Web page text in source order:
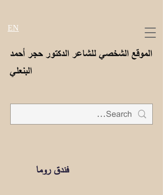
الموقع الشخصي للشاعر الدكتور حجر أحمد
البنعلي
EN
فندق روما